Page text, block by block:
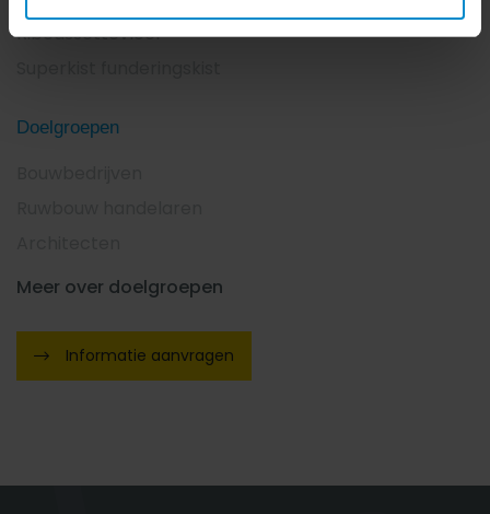
Ribcassettevloer
Doelgroepen
Meer over doelgroepen
Informatie aanvragen